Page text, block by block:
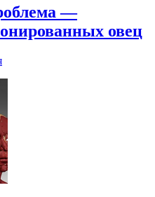
—
овец